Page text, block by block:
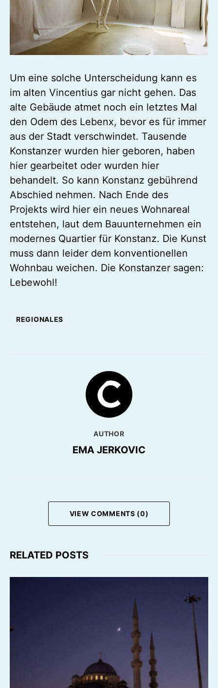
Um eine solche Unterscheidung kann es
im alten Vincentius gar nicht gehen. Das
alte Gebäude atmet noch ein letztes Mal
den Odem des Lebenx, bevor es für immer
aus der Stadt verschwindet. Tausende
Konstanzer wurden hier geboren, haben
hier gearbeitet oder wurden hier
behandelt. So kann Konstanz gebührend
Abschied nehmen. Nach Ende des
Projekts wird hier ein neues Wohnareal
entstehen, laut dem Bauunternehmen ein
modernes Quartier für Konstanz. Die Kunst
muss dann leider dem konventionellen
Wohnbau weichen. Die Konstanzer sagen:
Lebewohl!
REGIONALES
AUTHOR
EMA JERKOVIC
VIEW COMMENTS (0)
RELATED POSTS